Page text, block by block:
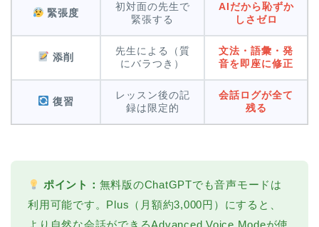
緊張度
初対面の先生で
緊張する
AIだから恥ずか
しさゼロ
添削
先生による（質
にバラつき）
文法・語彙・発
音を即座に修正
復習
レッスン後の記
録は限定的
会話ログが全て
残る
ポイント： 無料版のChatGPTでも音声モードは
利用可能です。Plus（月額約3,000円）にすると、
より自然な会話ができるAdvanced Voice Modeが使